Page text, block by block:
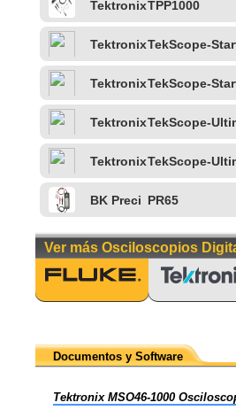
TektronixTPP1000
TektronixTekScope-
TektronixTekScope-
TektronixTekScope-
TektronixTekScope-
BK Preci PR65
Ver más Osciloscopios
Documentos y Software
Tektronix MSO46-1000